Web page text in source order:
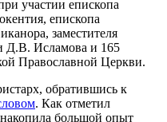
участии епископа
епископа
заместителя
Д.В. Исламова и 165
Православной Церкви.
обратившись к
. Как отметил
большой опыт